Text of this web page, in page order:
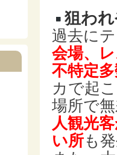
狙わ
過去に
会場、
不特定
カで起
場所で
人観光
い所も